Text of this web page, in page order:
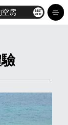
房 BEST
RATE